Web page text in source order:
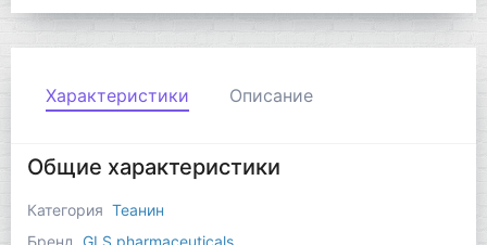
Характеристики Описание
Общие характеристики
Категория Теанин
Бренд
GLS pharmaceuticals